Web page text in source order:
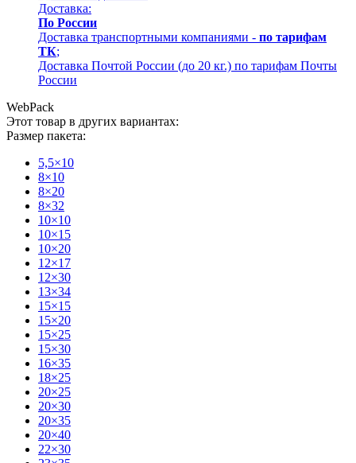
Доставка:
По России
Доставка транспортными компаниями - по тарифам
ТК;
Доставка Почтой России (до 20 кг.) по тарифам Почты
России
WebPack
Этот товар в других вариантах:
Размер пакета:
5,5×10
8×10
8×20
8×32
10×10
10×15
10×20
12×17
12×30
13×34
15×15
15×20
15×25
15×30
16×35
18×25
20×25
20×30
20×35
20×40
22×30